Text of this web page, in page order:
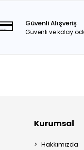
Güvenli Alışveriş
Güvenli ve kolay
Kurumsal
Hakkımızda